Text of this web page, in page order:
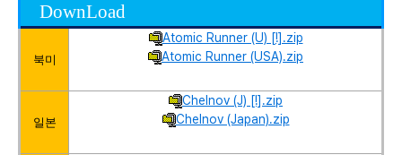
DownLoad
북미
Atomic Runner (U) [!].zip
Atomic Runner (USA).zip
일본
Chelnov (J) [!].zip
Chelnov (Japan).zip